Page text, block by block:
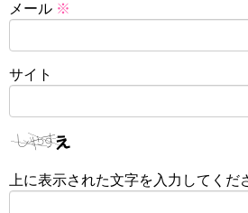
メール ※
サイト
上に表示された文字を入力してくだ